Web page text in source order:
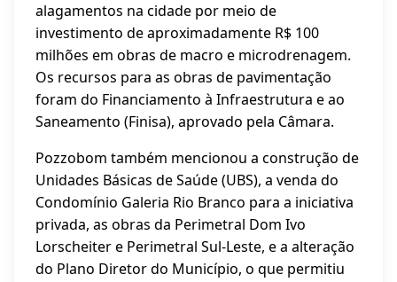
alagamentos na cidade por meio de
investimento de aproximadamente R$ 100
milhões em obras de macro e microdrenagem.
Os recursos para as obras de pavimentação
foram do Financiamento à Infraestrutura e ao
Saneamento (Finisa), aprovado pela Câmara.
Pozzobom também mencionou a construção de
Unidades Básicas de Saúde (UBS), a venda do
Condomínio Galeria Rio Branco para a iniciativa
privada, as obras da Perimetral Dom Ivo
Lorscheiter e Perimetral Sul-Leste, e a alteração
do Plano Diretor do Município, o que permitiu